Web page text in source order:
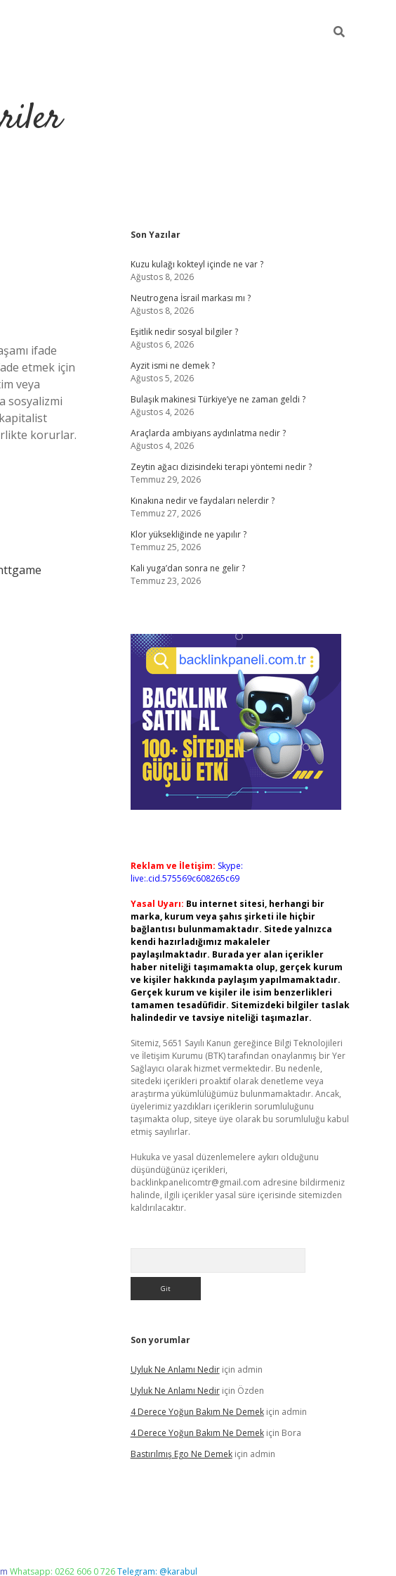
ifade
etmek için
veya
sosyalizmi
korurlar.
Sidebar
Son Yazılar
Kuzu kulağı kokteyl içinde ne var ?
Ağustos 8, 2026
Neutrogena İsrail markası mı ?
Ağustos 8, 2026
Eşitlik nedir sosyal bilgiler ?
Ağustos 6, 2026
Ayzit ismi ne demek ?
Ağustos 5, 2026
Bulaşık makinesi Türkiye’ye ne zaman geldi ?
Ağustos 4, 2026
Araçlarda ambiyans aydınlatma nedir ?
Ağustos 4, 2026
Zeytin ağacı dizisindeki terapi yöntemi nedir ?
Temmuz 29, 2026
Kınakına nedir ve faydaları nelerdir ?
Temmuz 27, 2026
Klor yüksekliğinde ne yapılır ?
Temmuz 25, 2026
Kali yuga’dan sonra ne gelir ?
Temmuz 23, 2026
Reklam ve İletişim: Skype:
live:.cid.575569c608265c69
Yasal Uyarı: Bu internet sitesi, herhangi bir
marka, kurum veya şahıs şirketi ile hiçbir
bağlantısı bulunmamaktadır. Sitede yalnızca
kendi hazırladığımız makaleler
paylaşılmaktadır. Burada yer alan içerikler
haber niteliği taşımamakta olup, gerçek kurum
ve kişiler hakkında paylaşım yapılmamaktadır.
Gerçek kurum ve kişiler ile isim benzerlikleri
tamamen tesadüfidir. Sitemizdeki bilgiler taslak
halindedir ve tavsiye niteliği taşımazlar.
Sitemiz, 5651 Sayılı Kanun gereğince Bilgi Teknolojileri
ve İletişim Kurumu (BTK) tarafından onaylanmış bir Yer
Sağlayıcı olarak hizmet vermektedir. Bu nedenle,
sitedeki içerikleri proaktif olarak denetleme veya
araştırma yükümlülüğümüz bulunmamaktadır. Ancak,
üyelerimiz yazdıkları içeriklerin sorumluluğunu
taşımakta olup, siteye üye olarak bu sorumluluğu kabul
etmiş sayılırlar.
Hukuka ve yasal düzenlemelere aykırı olduğunu
düşündüğünüz içerikleri,
backlinkpanelicomtr@gmail.com adresine bildirmeniz
halinde, ilgili içerikler yasal süre içerisinde sitemizden
kaldırılacaktır.
Son yorumlar
Uyluk Ne Anlamı Nediriçin admin
Uyluk Ne Anlamı Nediriçin Özden
4 Derece Yoğun Bakım Ne Demekiçin admin
4 Derece Yoğun Bakım Ne Demekiçin Bora
Bastırılmış Ego Ne Demekiçin admin
Whatsapp: 0262 606 0 726Telegram: @karabul